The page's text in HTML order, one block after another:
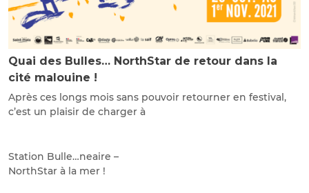
Quai des Bulles… NorthStar de retour dans la
cité malouine !
Après ces longs mois sans pouvoir retourner en festival,
c’est un plaisir de charger à
Station Bulle…neaire –
NorthStar à la mer !